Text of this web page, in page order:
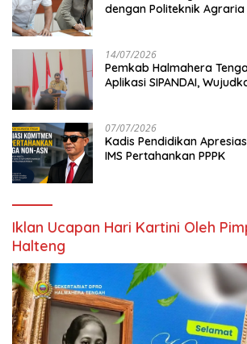
dengan Politeknik Agraria
14/07/2026
Pemkab Halmahera
Aplikasi SIPANDAI,
07/07/2026
Kadis Pendidikan
IMS Pertahankan PPPK
Iklan Ucapan Hari Kartini Oleh
Halteng